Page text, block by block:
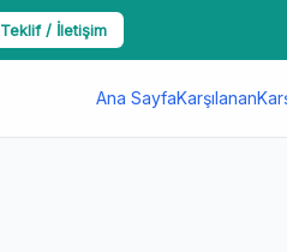
Teklif / İletişim
Ana SayfaKarşılanan